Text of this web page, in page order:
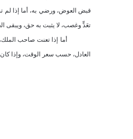
قبض العوض، ورضي به، أما إذا لم
تعَدٍّ وغصب، لا يثبت به حق، ويبقى الحق
أما إذا تعنت صاحب
العادل، حسب سعر الوقت، وإذا